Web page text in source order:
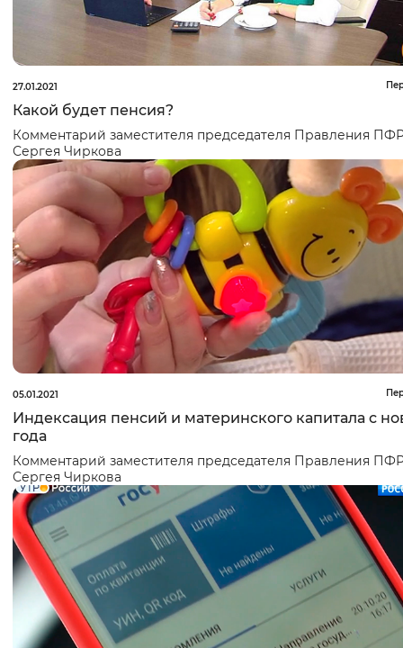
27.01.2021
Какой будет пенсия?
Комментарий заместителя председателя Правления
Сергея Чиркова
05.01.2021
Индексация пенсий и материнского капитала с
года
Комментарий заместителя председателя Правления
Сергея Чиркова